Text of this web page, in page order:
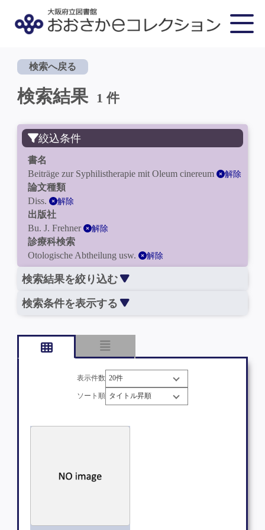
検索へ戻る
検索結果 1 件
絞込条件
書名
Beiträge zur Syphilistherapie mit Oleum cinereum
解除
論文種類
Diss.
解除
出版社
Bu. J. Frehner
解除
診療科検索
Otologische Abtheilung usw.
解除
検索結果を絞り込む
検索条件を表示する
表示件数
ソート順